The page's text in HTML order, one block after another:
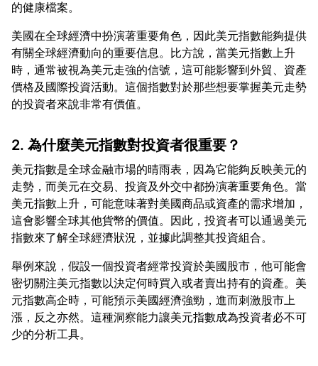
美國在全球經濟中扮演著重要角色，因此美元指數能夠提供
有關全球經濟動向的重要信息。比方說，當美元指數上升
時，通常被視為美元走強的信號，這可能影響到外貿、資產
價格及國際投資活動。這個指數對於那些想要掌握美元走勢
2. 為什麼美元指數對投資者很重要？
美元指數是全球金融市場的晴雨表，因為它能夠反映美元的
走勢，而美元在交易、投資及外交中都扮演著重要角色。當
美元指數上升，可能意味著對美國商品或資產的需求增加，
這會影響全球其他貨幣的價值。因此，投資者可以通過美元
舉例來說，假設一個投資者經常投資於美國股市，他可能會
密切關注美元指數以決定何時買入或者賣出持有的資產。美
元指數高企時，可能預示美國經濟強勁，進而刺激股市上
漲，反之亦然。這種洞察能力讓美元指數成為投資者必不可